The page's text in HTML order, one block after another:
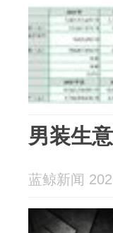
男装生
蓝鲸新闻